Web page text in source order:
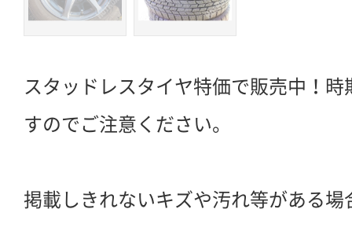
スタッドレスタイヤ特価で販売中！
すのでご注意ください。
掲載しきれないキズや汚れ等がある場